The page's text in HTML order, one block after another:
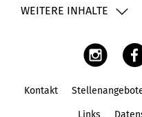
WEITERE INHALTE
Kontakt